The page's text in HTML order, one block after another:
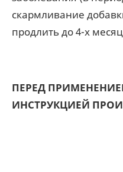
скармливание
продлить до 4-х
ПЕРЕД
ИНСТРУКЦИЕЙ